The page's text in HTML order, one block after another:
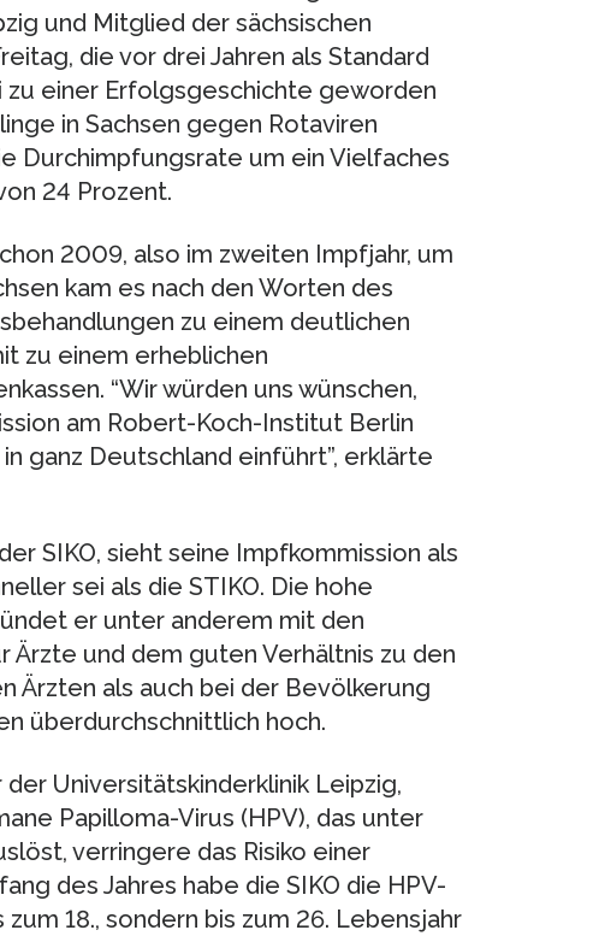
und Mitglied der sächsischen
die vor drei Jahren als Standard
einer Erfolgsgeschichte geworden
in Sachsen gegen Rotaviren
Durchimpfungsrate um ein Vielfaches
24 Prozent.
2009, also im zweiten Impfjahr, um
kam es nach den Worten des
zu einem deutlichen
zu einem erheblichen
“Wir würden uns wünschen,
am Robert-Koch-Institut Berlin
ganz Deutschland einführt”, erklärte
SIKO, sieht seine Impfkommission als
sei als die STIKO. Die hohe
er unter anderem mit den
und dem guten Verhältnis zu den
Ärzten als auch bei der Bevölkerung
überdurchschnittlich hoch.
Universitätskinderklinik Leipzig,
Papilloma-Virus (HPV), das unter
verringere das Risiko einer
des Jahres habe die SIKO die HPV-
18., sondern bis zum 26. Lebensjahr